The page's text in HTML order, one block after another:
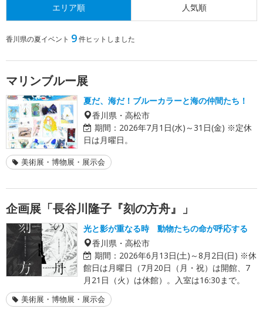
エリア順 人気順
香川県の夏イベント 9件ヒットしました
マリンブルー展
夏だ、海だ！ブルーカラーと海の仲間たち！
香川県・高松市
期間： 2026年7月1日(水)～31日(金) ※定休
日は月曜日。
美術展・博物展・展示会
企画展「長谷川隆子『刻の方舟』」
光と影が重なる時 動物たちの命が呼応する
香川県・高松市
期間： 2026年6月13日(土)～8月2日(日) ※休
館日は月曜日（7月20日（月・祝）は開館、7
月21日（火）は休館）。入室は16:30まで。
美術展・博物展・展示会